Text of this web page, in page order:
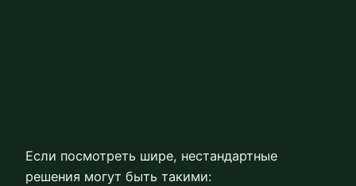
Если посмотреть шире, нестандартные
решения могут быть такими: